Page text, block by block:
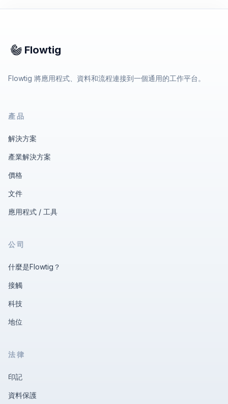
Flowtig
Flowtig 將應用程式、資料和流程連接到一個通用的工作平台。
產品
解決方案
產業解決方案
價格
文件
應用程式 / 工具
公司
什麼是Flowtig？
接觸
科技
地位
法律
印記
資料保護